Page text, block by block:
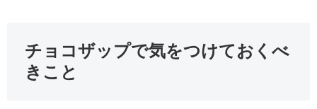
チョコザップで気をつけておくべ
きこと